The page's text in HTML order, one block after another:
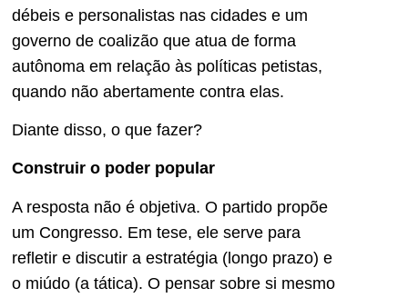
débeis e personalistas nas cidades e um
governo de coalizão que atua de forma
autônoma em relação às políticas petistas,
quando não abertamente contra elas.
Diante disso, o que fazer?
Construir o poder popular
A resposta não é objetiva. O partido propõe
um Congresso. Em tese, ele serve para
refletir e discutir a estratégia (longo prazo) e
o miúdo (a tática). O pensar sobre si mesmo